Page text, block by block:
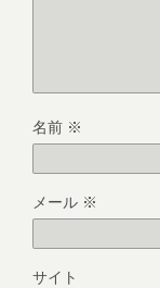
名前 ※
メール ※
サイト